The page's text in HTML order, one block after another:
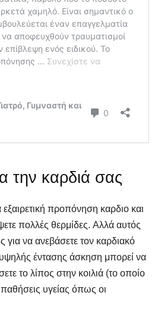
την καρδιά σας
προπόνηση καρδιο και
πολλές θερμίδες. Αλλά αυτός
για να ανεβάσετε τον καρδιακό
έντασης άσκηση μπορεί να
το λίπος στην κοιλιά (το οποίο
υγείας όπως οι